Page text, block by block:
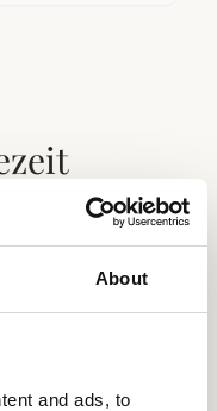
About
and ads, to
für diese